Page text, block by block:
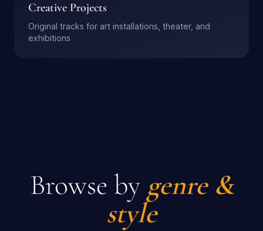
Creative Projects
Original tracks for art installations, theater, and
exhibitions
Browse by genre &
style